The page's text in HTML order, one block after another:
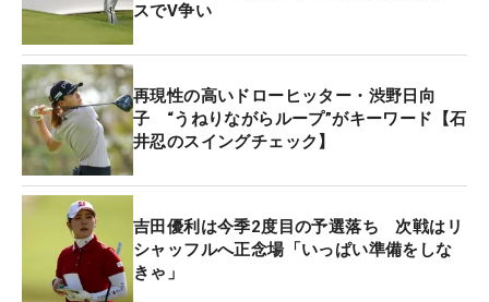
スでV争い
再現性の高いドローヒッター・渋野日向
子 “うねりながらループ”がキーワード【石
井忍のスイングチェック】
吉田優利は今季2度目の予選落ち 次戦はリ
シャッフルへ正念場「いっぱい準備をしな
きゃ」